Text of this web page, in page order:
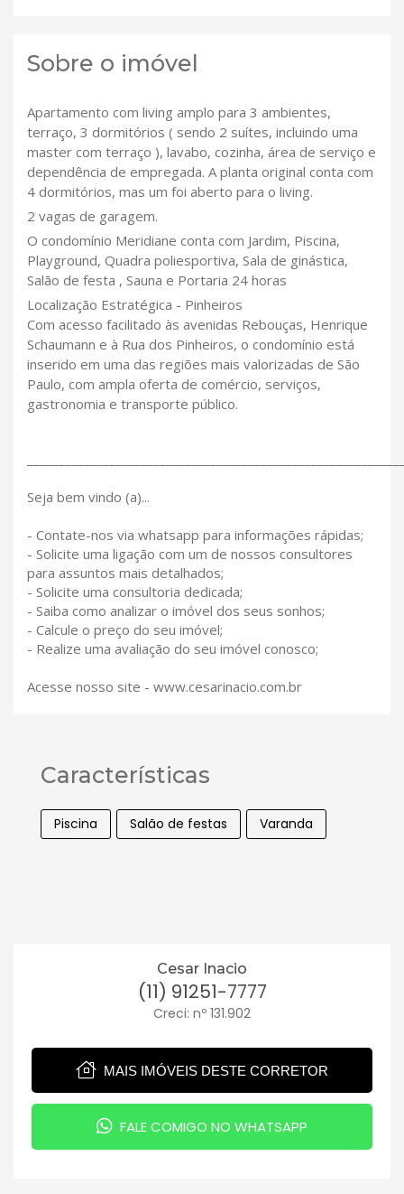
Sobre o imóvel
Apartamento com living amplo para 3 ambientes,
terraço, 3 dormitórios ( sendo 2 suítes, incluindo uma
master com terraço ), lavabo, cozinha, área de serviço e
dependência de empregada. A planta original conta com
4 dormitórios, mas um foi aberto para o living.
2 vagas de garagem.
O condomínio Meridiane conta com Jardim, Piscina,
Playground, Quadra poliesportiva, Sala de ginástica,
Salão de festa , Sauna e Portaria 24 horas
Localização Estratégica - Pinheiros
Com acesso facilitado às avenidas Rebouças, Henrique
Schaumann e à Rua dos Pinheiros, o condomínio está
inserido em uma das regiões mais valorizadas de São
Paulo, com ampla oferta de comércio, serviços,
gastronomia e transporte público.
Seja bem vindo (a)...
- Contate-nos via whatsapp para informações rápidas;
- Solicite uma ligação com um de nossos consultores
para assuntos mais detalhados;
- Solicite uma consultoria dedicada;
- Saiba como analizar o imóvel dos seus sonhos;
- Calcule o preço do seu imóvel;
- Realize uma avaliação do seu imóvel conosco;
Acesse nosso site - www.cesarinacio.com.br
Características
Piscina Salão de festas Varanda
Cesar Inacio
(11) 91251-7777
Creci: nº 131.902
MAIS IMÓVEIS DESTE CORRETOR
FALE COMIGO NO WHATSAPP